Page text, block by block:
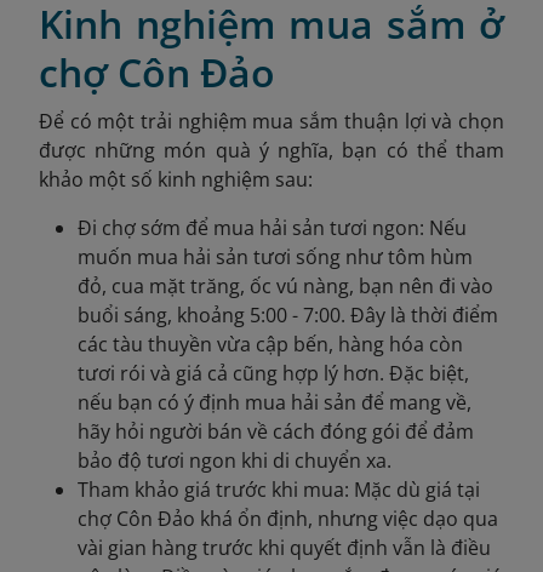
Kinh nghiệm mua sắm ở
chợ Côn Đảo
Để có một trải nghiệm mua sắm thuận lợi và chọn
được những món quà ý nghĩa, bạn có thể tham
khảo một số kinh nghiệm sau:
Đi chợ sớm để mua hải sản tươi ngon: Nếu
muốn mua hải sản tươi sống như tôm hùm
đỏ, cua mặt trăng, ốc vú nàng, bạn nên đi vào
buổi sáng, khoảng 5:00 - 7:00. Đây là thời điểm
các tàu thuyền vừa cập bến, hàng hóa còn
tươi rói và giá cả cũng hợp lý hơn. Đặc biệt,
nếu bạn có ý định mua hải sản để mang về,
hãy hỏi người bán về cách đóng gói để đảm
bảo độ tươi ngon khi di chuyển xa.
Tham khảo giá trước khi mua: Mặc dù giá tại
chợ Côn Đảo khá ổn định, nhưng việc dạo qua
vài gian hàng trước khi quyết định vẫn là điều